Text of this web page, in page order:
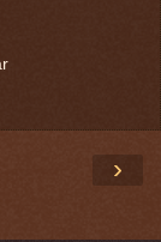
›